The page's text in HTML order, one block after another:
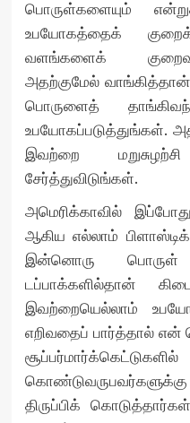
பொருள்களையும்
உபயோகத்தைக்
வளங்களைக்
அதற்குமேல்
பொருளைத்
உபயோகப்படுத்துங்கள்.
இவற்றை
சேர்த்துவிடுங்கள்.
அமெரிக்காவில்
ஆகிய எல்லாம்
இன்னொரு பொருள்
டப்பாக்களில்தான்
இவற்றையெல்லாம்
எறிவதைப் பார்த்தால் என்
திருப்பிக்